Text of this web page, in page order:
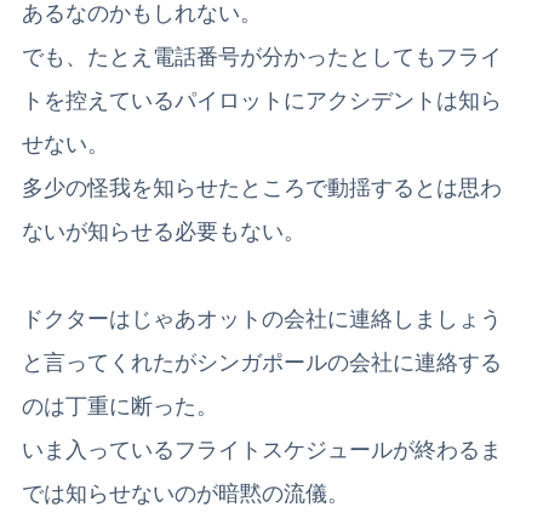
あるなのかもしれない。
でも、たとえ電話番号が分かったとしてもフライ
トを控えているパイロットにアクシデントは知ら
せない。
多少の怪我を知らせたところで動揺するとは思わ
ないが知らせる必要もない。
ドクターはじゃあオットの会社に連絡しましょう
と言ってくれたがシンガポールの会社に連絡する
のは丁重に断った。
いま入っているフライトスケジュールが終わるま
では知らせないのが暗黙の流儀。